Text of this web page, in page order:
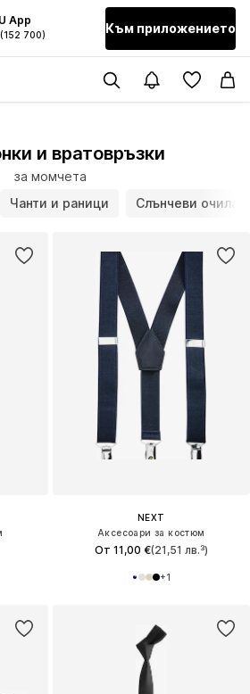
App
(152 700) Към приложението
и вратовръзки
за момчета
Чанти и раници Слънчеви очила
NEXT
Аксесоари за костюм
От 11,00 €(21,51 лв.³)
+1